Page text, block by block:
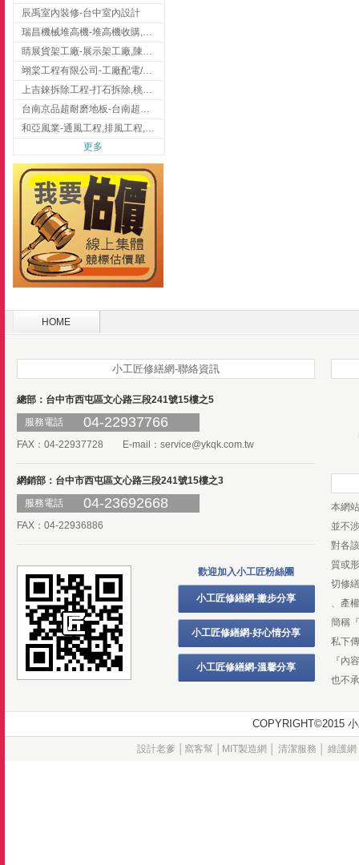
辰禹室內裝修-台中室內設計
瑞昌機械堆高機-堆高機收購,新北市堆高機,桃園堆高機
睛展貨架工廠-展示架工廠,陳列架,台中展示架工廠
翊棠工程有限公司-工廠配電/高雄消防機電公司
上吉錸拆除工程-打石拆除,桃園打石拆除,桃園拆除工程
台南京品超耐磨地板-台南超耐磨地板
和亞風業-通風工程,排風工程,彰化通風工程,彰化排風工程
更多
HOME
小工匠修繕網-聯絡資訊
總部：台中市西屯區文心路三段241號15樓之5
服務電話
04-22937766
FAX：04-22937728 E-mail： service@ykqk.com.tw
網銷部：台中市西屯區文心路三段241號15樓之3
服務電話
04-23692668
FAX：04-22936886
歡迎加入小工匠粉絲團
小工匠修繕網-撇步分享
小工匠修繕網-好心情分享
小工匠修繕網-溫馨分享
本網
並不
對各
質或
切修
、產
簡稱
私下
『內
也不
設計老爹 窩客幫│ MIT製造網 清潔服務 維護網